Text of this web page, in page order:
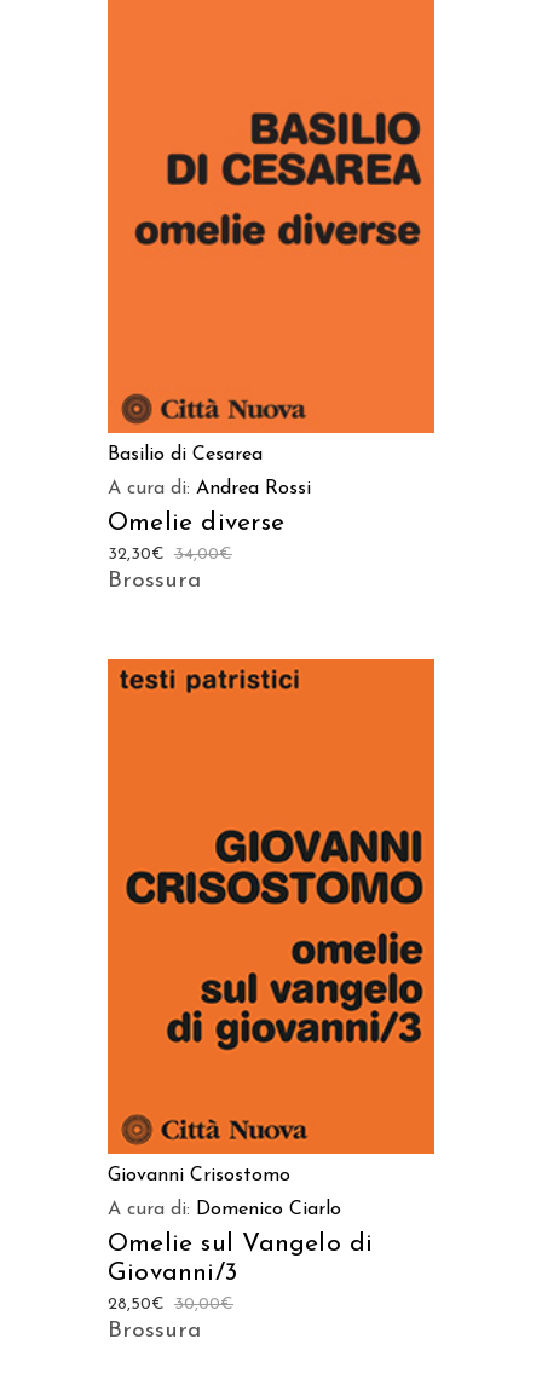
AGGIUNGI AL CARRELLO
Basilio di Cesarea
A cura di: Andrea Rossi
Omelie diverse
34,00€
32,30€
Brossura
AGGIUNGI AL CARRELLO
Giovanni Crisostomo
A cura di: Domenico Ciarlo
Omelie sul Vangelo di
Giovanni/3
30,00€
28,50€
Brossura